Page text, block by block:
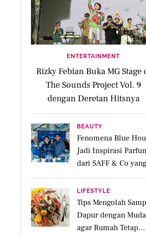
ENTERTAINMENT
Rizky Febian Buka MG Stage
The Sounds Project Vol. 9
dengan Deretan Hitsnya
BEAUTY
Fenomena Blue
Jadi Inspirasi
dari SAFF & Co
Beraroma Hangat
Memikat
LIFESTYLE
Tips Mengolah
Dapur dengan
agar Rumah Tetap